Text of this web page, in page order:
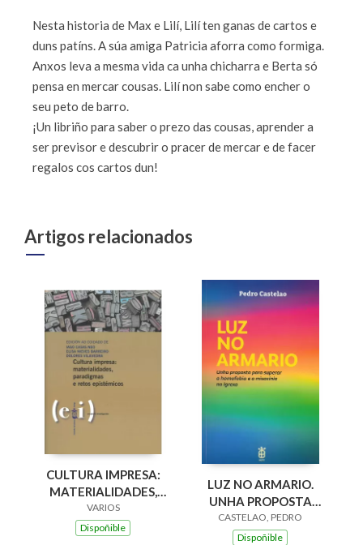
Nesta historia de Max e Lilí, Lilí ten ganas de cartos e
duns patíns. A súa amiga Patricia aforra como formiga.
Anxos leva a mesma vida ca unha chicharra e Berta só
pensa en mercar cousas. Lilí non sabe como encher o
seu peto de barro.
¡Un libriño para saber o prezo das cousas, aprender a
ser previsor e descubrir o pracer de mercar e de facer
regalos cos cartos dun!
Artigos relacionados
CULTURA IMPRESA:
MATERIALIDADES,
PARADIGMAS E
RETOS EPISTÉMICOS
VARIOS
Dispoñible
LUZ NO ARMARIO.
UNHA PROPOSTA
PARA SUPERAR A
HOMOFOBIA E A
CASTELAO, PEDRO
Dispoñible